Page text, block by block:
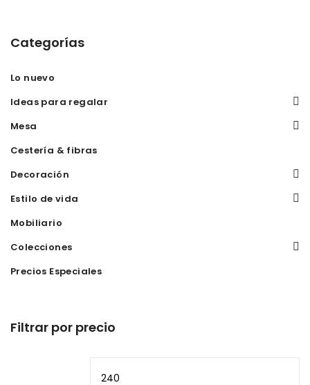
Categorías
Lo nuevo
Ideas para regalar
Mesa
Cestería & fibras
Decoración
Estilo de vida
Mobiliario
Colecciones
Precios Especiales
Filtrar por precio